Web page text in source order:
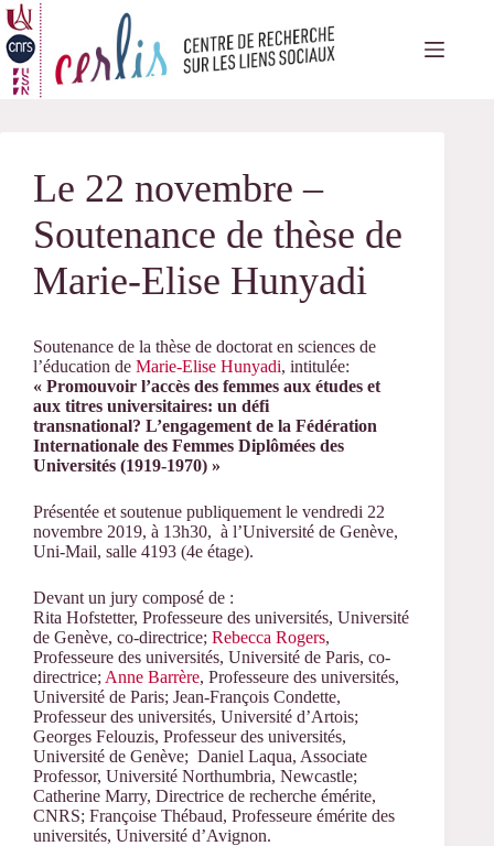
Passer
au
contenu
Le 22 novembre –
Soutenance de thèse de
Marie-Elise Hunyadi
Soutenance de la thèse de doctorat en sciences de
l’éducation de Marie-Elise Hunyadi, intitulée:
« Promouvoir l’accès des femmes aux études et
aux titres universitaires: un défi
transnational? L’engagement de la Fédération
Internationale des Femmes Diplômées des
Universités (1919-1970) »
Présentée et soutenue publiquement le vendredi 22
novembre 2019, à 13h30, à l’Université de Genève,
Uni-Mail, salle 4193 (4e étage).
Devant un jury composé de :
Rita Hofstetter, Professeure des universités, Université
de Genève, co-directrice; Rebecca Rogers,
Professeure des universités, Université de Paris, co-
directrice; Anne Barrère, Professeure des universités,
Université de Paris; Jean-François Condette,
Professeur des universités, Université d’Artois;
Georges Felouzis, Professeur des universités,
Université de Genève; Daniel Laqua, Associate
Professor, Université Northumbria, Newcastle;
Catherine Marry, Directrice de recherche émérite,
CNRS; Françoise Thébaud, Professeure émérite des
universités, Université d’Avignon.